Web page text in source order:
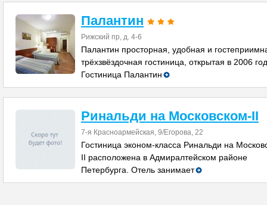
Палантин
Рижский пр, д. 4-6
Палантин просторная, удобная и
трёхзвёздочная гостиница, открытая в 2006
Гостиница Палантин
Ринальди на Московском-II
7-я Красноармейская, 9/Егорова, 22
Гостиница эконом-класса Ринальди на
II расположена в Адмиралтейском районе
Петербурга. Отель занимает